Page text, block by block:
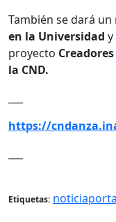
También se dará
en la Universidad y
proyecto Creadores
la CND.
https://
Etiquetas: